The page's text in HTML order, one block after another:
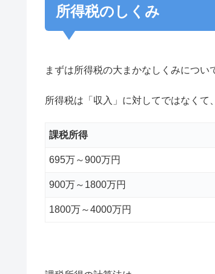
所得税のしくみ
まずは所得税の大まかなしくみについ
所得税は「収入」に対してではなくて
課税所得
695万～900万円
900万～1800万円
1800万～4000万円